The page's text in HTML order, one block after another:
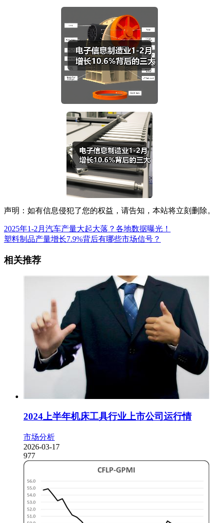
声明：如有信息侵犯了您的权益，请告知，本站将立刻删除。
2025年1-2月汽车产量大起大落？各地数据曝光！
塑料制品产量增长7.9%背后有哪些市场信号？
相关推荐
2024上半年机床工具行业上市公司运行情
市场分析
2026-03-17
977